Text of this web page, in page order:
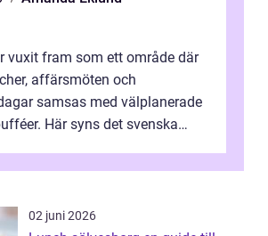
vuxit fram som ett område där
affärsmöten och
samsas med välplanerade
Här syns det svenska
02 juni 2026